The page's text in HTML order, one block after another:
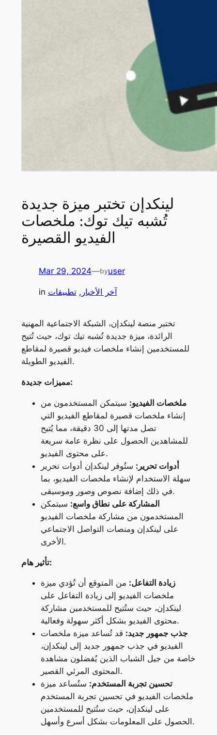
لينكدإن تختبر ميزة جديدة
تُشبه تيك توك: ملخصات
الفيديو القصيرة
Mar 29, 2024—byuser
in آخر الأخبار , تطبيقات
تختبر منصة لينكدإن، الشبكة الاجتماعية المهنية
الرائدة، ميزة جديدة تُشبه تيك توك، حيث تُتيح
للمستخدمين إنشاء ملخصات فيديو قصيرة لمقاطع
الفيديو الطويلة.
مميزات جديدة:
ملخصات الفيديو: سيتمكن المستخدمون من
إنشاء ملخصات قصيرة لمقاطع الفيديو التي
تصل مدتها إلى 30 دقيقة، مما يُتيح
للمشاهدين الحصول على نظرة عامة سريعة
على محتوى الفيديو.
أدوات تحرير: ستُوفر لينكدإن أدوات تحرير
سهلة الاستخدام لإنشاء ملخصات الفيديو، بما
في ذلك إضافة نصوص وصور وموسيقى.
المشاركة على نطاق واسع: سيتمكن
المستخدمون من مشاركة ملخصات الفيديو
على لينكدإن ومنصات التواصل الاجتماعي
الأخرى.
تأثير هام:
زيادة التفاعل: من المتوقع أن تُؤدي ميزة
ملخصات الفيديو إلى زيادة التفاعل على
لينكدإن، حيث ستُتيح للمستخدمين مشاركة
محتوى الفيديو بشكل أكثر سهولة وفعالية.
جذب جمهور جديد: قد تُساعد ميزة ملخصات
الفيديو في جذب جمهور جديد إلى لينكدإن،
خاصة من جيل الشباب الذين يُفضلون مشاهدة
المحتوى المرئي القصير.
تحسين تجربة المستخدم: ستُساعد ميزة
ملخصات الفيديو في تحسين تجربة المستخدم
على لينكدإن، حيث ستُتيح للمستخدمين
الحصول على المعلومات بشكل أسرع وأسهل.